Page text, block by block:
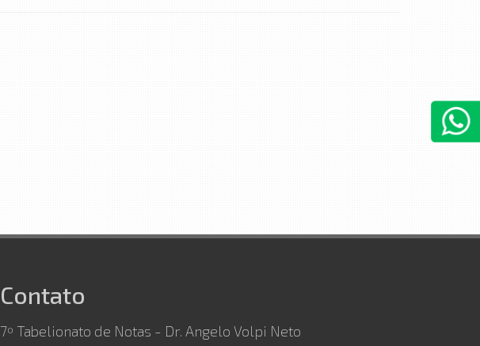
Contato
7º Tabelionato de Notas - Dr. Angelo Volpi Neto